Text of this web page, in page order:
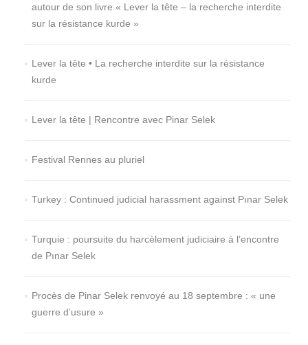
autour de son livre « Lever la tête – la recherche interdite
sur la résistance kurde »
Lever la tête • La recherche interdite sur la résistance
kurde
Lever la tête | Rencontre avec Pinar Selek
Festival Rennes au pluriel
Turkey : Continued judicial harassment against Pınar Selek
Turquie : poursuite du harcèlement judiciaire à l’encontre
de Pınar Selek
Procès de Pinar Selek renvoyé au 18 septembre : « une
guerre d’usure »